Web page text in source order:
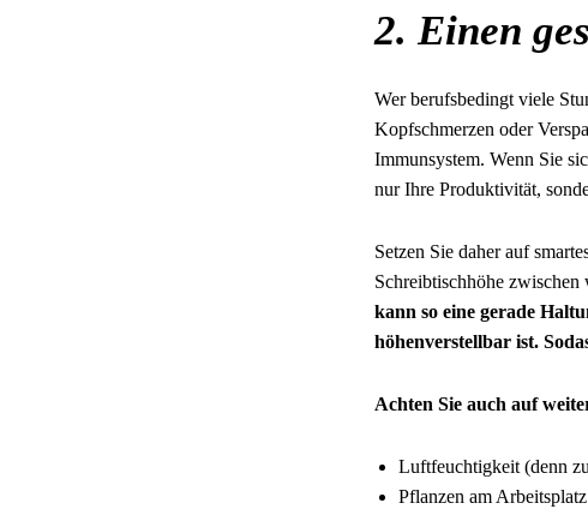
2. Einen
Wer berufsbedingt viele
Kopfschmerzen oder
Immunsystem. Wenn Sie
nur Ihre Produktivität,
Setzen Sie daher auf
Schreibtischhöhe
kann so eine gerade
höhenverstellbar ist.
Achten Sie auch auf
Luftfeuchtigkeit (denn
Pflanzen am